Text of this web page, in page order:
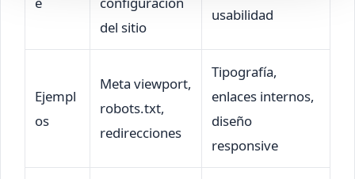
del sitio
usabilidad
Ejempl
os
Meta viewport,
robots.txt,
redirecciones
Tipografía,
enlaces internos,
diseño
responsive